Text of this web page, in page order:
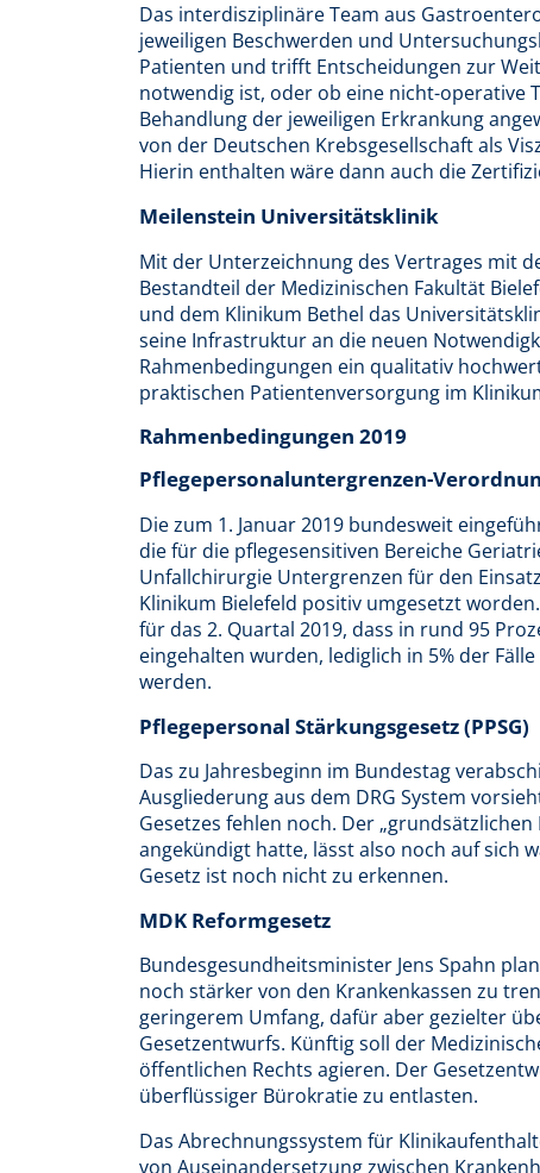
Das interdisziplinäre Team aus
jeweiligen Beschwerden und
Patienten und trifft Entscheidungen zur
notwendig ist, oder ob eine nicht-operative
Behandlung der jeweiligen Erkrankung
von der Deutschen Krebsgesellschaft als
Hierin enthalten wäre dann auch die
Meilenstein Universitätsklinik
Mit der Unterzeichnung des Vertrages mit
Bestandteil der Medizinischen Fakultät
und dem Klinikum Bethel das
seine Infrastruktur an die neuen
Rahmenbedingungen ein qualitativ
praktischen Patientenversorgung im
Rahmenbedingungen 2019
Pflegepersonaluntergrenzen-
Die zum 1. Januar 2019 bundesweit
die für die pflegesensitiven Bereiche
Unfallchirurgie Untergrenzen für den
Klinikum Bielefeld positiv umgesetzt
für das 2. Quartal 2019, dass in rund 95
eingehalten wurden, lediglich in 5% der
werden.
Pflegepersonal Stärkungsgesetz (PPSG)
Das zu Jahresbeginn im Bundestag
Ausgliederung aus dem DRG System
Gesetzes fehlen noch. Der
angekündigt hatte, lässt also noch auf sich
Gesetz ist noch nicht zu erkennen.
MDK Reformgesetz
Bundesgesundheitsminister Jens Spahn
noch stärker von den Krankenkassen zu
geringerem Umfang, dafür aber gezielter
Gesetzentwurfs. Künftig soll der
öffentlichen Rechts agieren. Der
überflüssiger Bürokratie zu entlasten.
Das Abrechnungssystem für
von Auseinandersetzung zwischen